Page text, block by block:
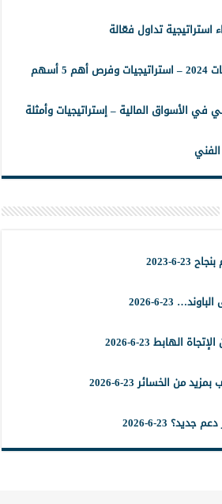
استراتيجية تداول فعّالة
أسهم
في الأسواق المالية – إستراتيجيات وأمثلة
6-2023
23-6-2026
الهابط 23-6-2026
من الخسائر 23-6-2026
23-6-2026